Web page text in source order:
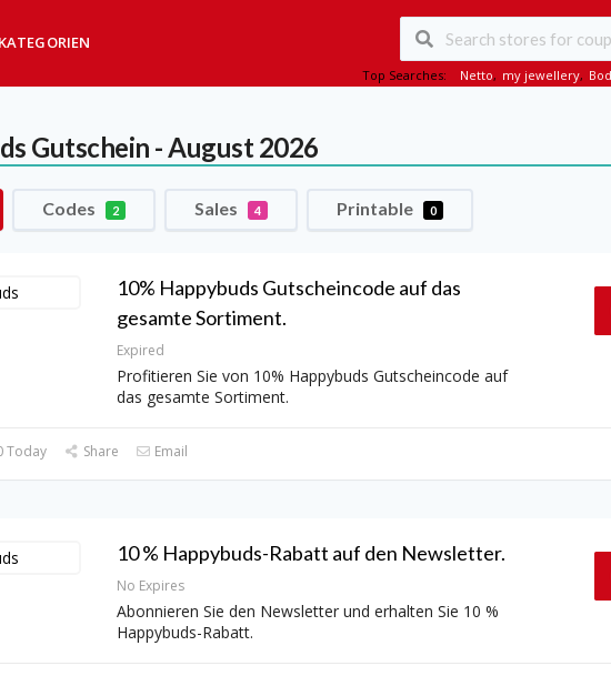
KATEGORIEN
Top Searches: Netto, my jewellery,
Gutschein - August 2026
Codes 2 Sales 4 Printable 0
10% Happybuds Gutscheincode auf das
gesamte Sortiment.
Expired
Profitieren Sie von 10% Happybuds Gutscheincode auf
das gesamte Sortiment.
Today Share Email
10 % Happybuds-Rabatt auf den Newsletter.
No Expires
Abonnieren Sie den Newsletter und erhalten Sie 10 %
Happybuds-Rabatt.